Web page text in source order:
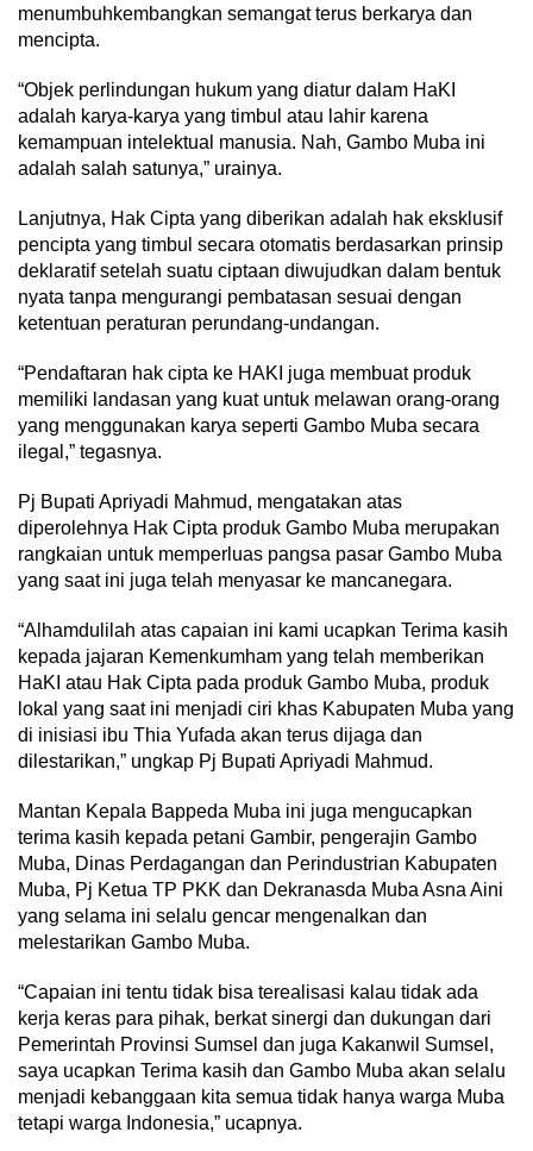
menumbuhkembangkan semangat terus berkarya dan
mencipta.
“Objek perlindungan hukum yang diatur dalam HaKI
adalah karya-karya yang timbul atau lahir karena
kemampuan intelektual manusia. Nah, Gambo Muba ini
adalah salah satunya,” urainya.
Lanjutnya, Hak Cipta yang diberikan adalah hak eksklusif
pencipta yang timbul secara otomatis berdasarkan prinsip
deklaratif setelah suatu ciptaan diwujudkan dalam bentuk
nyata tanpa mengurangi pembatasan sesuai dengan
ketentuan peraturan perundang-undangan.
“Pendaftaran hak cipta ke HAKI juga membuat produk
memiliki landasan yang kuat untuk melawan orang-orang
yang menggunakan karya seperti Gambo Muba secara
ilegal,” tegasnya.
Pj Bupati Apriyadi Mahmud, mengatakan atas
diperolehnya Hak Cipta produk Gambo Muba merupakan
rangkaian untuk memperluas pangsa pasar Gambo Muba
yang saat ini juga telah menyasar ke mancanegara.
“Alhamdulilah atas capaian ini kami ucapkan Terima kasih
kepada jajaran Kemenkumham yang telah memberikan
HaKI atau Hak Cipta pada produk Gambo Muba, produk
lokal yang saat ini menjadi ciri khas Kabupaten Muba yang
di inisiasi ibu Thia Yufada akan terus dijaga dan
dilestarikan,” ungkap Pj Bupati Apriyadi Mahmud.
Mantan Kepala Bappeda Muba ini juga mengucapkan
terima kasih kepada petani Gambir, pengerajin Gambo
Muba, Dinas Perdagangan dan Perindustrian Kabupaten
Muba, Pj Ketua TP PKK dan Dekranasda Muba Asna Aini
yang selama ini selalu gencar mengenalkan dan
melestarikan Gambo Muba.
“Capaian ini tentu tidak bisa terealisasi kalau tidak ada
kerja keras para pihak, berkat sinergi dan dukungan dari
Pemerintah Provinsi Sumsel dan juga Kakanwil Sumsel,
saya ucapkan Terima kasih dan Gambo Muba akan selalu
menjadi kebanggaan kita semua tidak hanya warga Muba
tetapi warga Indonesia,” ucapnya.